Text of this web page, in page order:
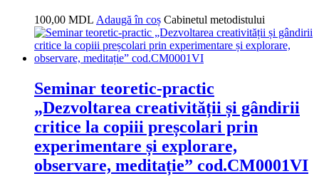
100,00 MDL Adaugă în coș Cabinetul metodistului
Seminar teoretic-practic
„Dezvoltarea creativității și gândirii
critice la copiii preșcolari prin
experimentare și explorare,
observare, meditație” cod.CM0001VI